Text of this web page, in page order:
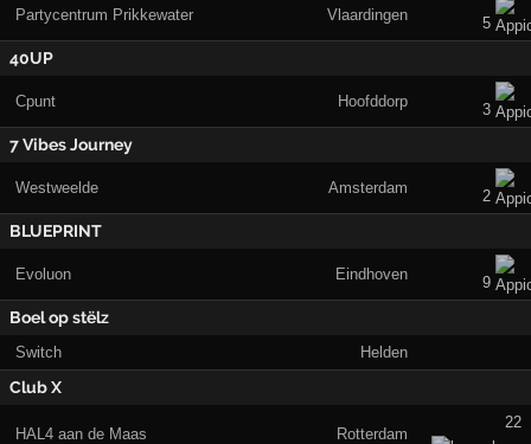
Partycentrum Prikkewater Vlaardingen 5
40UP
Cpunt Hoofddorp 3
7 Vibes Journey
Westweelde Amsterdam 2
BLUEPRINT
Evoluon Eindhoven 9
Boel op stëlz
Switch Helden
Club X
HAL4 aan de Maas Rotterdam
22